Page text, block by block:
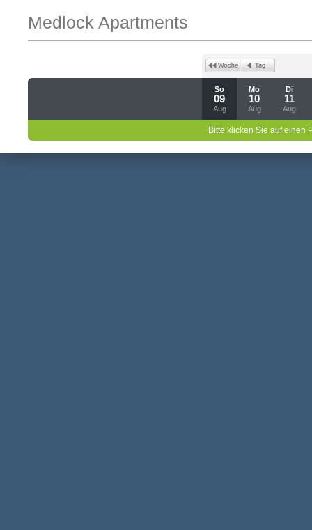
Medlock Apartments
So
09
Aug
Mo
10
Aug
Di
11
Aug
Bitte klicken Sie auf einen